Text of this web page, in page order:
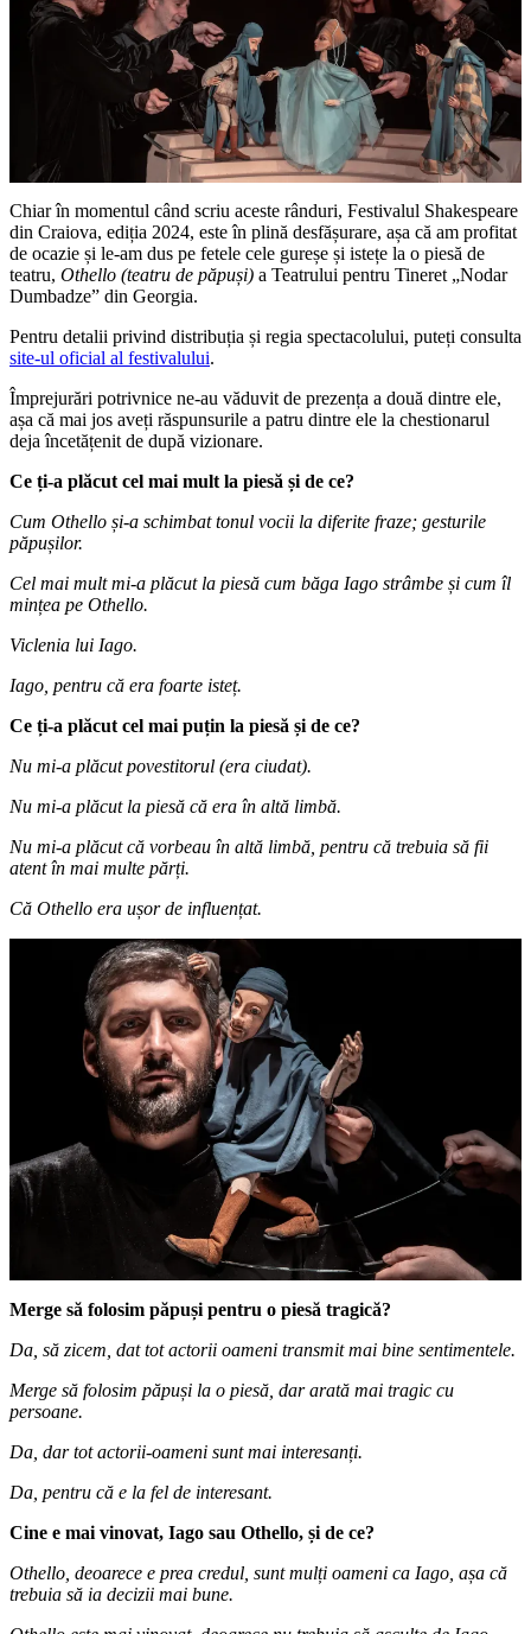
Chiar în momentul când scriu aceste rânduri, Festivalul Shakespeare
din Craiova, ediția 2024, este în plină desfășurare, așa că am profitat
de ocazie și le-am dus pe fetele cele gureșe și istețe la o piesă de
teatru, Othello (teatru de păpuși) a Teatrului pentru Tineret „Nodar
Dumbadze” din Georgia.
Pentru detalii privind distribuția și regia spectacolului, puteți consulta
site-ul oficial al festivalului.
Împrejurări potrivnice ne-au văduvit de prezența a două dintre ele,
așa că mai jos aveți răspunsurile a patru dintre ele la chestionarul
deja încetățenit de după vizionare.
Ce ți-a plăcut cel mai mult la piesă și de ce?
Cum Othello și-a schimbat tonul vocii la diferite fraze; gesturile
păpușilor.
Cel mai mult mi-a plăcut la piesă cum băga Iago strâmbe și cum îl
mințea pe Othello.
Viclenia lui Iago.
Iago, pentru că era foarte isteț.
Ce ți-a plăcut cel mai puțin la piesă și de ce?
Nu mi-a plăcut povestitorul (era ciudat).
Nu mi-a plăcut la piesă că era în altă limbă.
Nu mi-a plăcut că vorbeau în altă limbă, pentru că trebuia să fii
atent în mai multe părți.
Că Othello era ușor de influențat.
Merge să folosim păpuși pentru o piesă tragică?
Da, să zicem, dat tot actorii oameni transmit mai bine sentimentele.
Merge să folosim păpuși la o piesă, dar arată mai tragic cu
persoane.
Da, dar tot actorii-oameni sunt mai interesanți.
Da, pentru că e la fel de interesant.
Cine e mai vinovat, Iago sau Othello, și de ce?
Othello, deoarece e prea credul, sunt mulți oameni ca Iago, așa că
trebuia să ia decizii mai bune.